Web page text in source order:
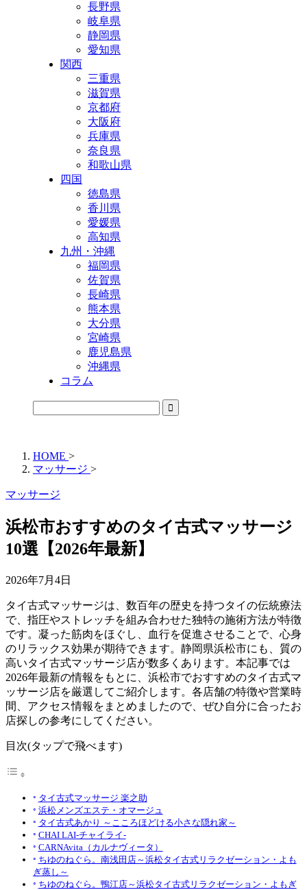
長野県
岐阜県
静岡県
愛知県
関西
三重県
滋賀県
京都府
大阪府
兵庫県
奈良県
和歌山県
四国
徳島県
香川県
愛媛県
高知県
九州・沖縄
福岡県
佐賀県
長崎県
熊本県
大分県
宮崎県
鹿児島県
沖縄県
コラム
HOME >
マッサージ >
マッサージ
浜松市おすすめのタイ古式マッサージ
10選【2026年最新】
2026年7月4日
タイ古式マッサージは、数百年の歴史を持つタイの伝統療法
で、指圧やストレッチを組み合わせた独特の施術方法が特徴
です。凝った筋肉をほぐし、血行を促進させることで、心身
のリラックス効果が期待できます。静岡県浜松市にも、質の
高いタイ古式マッサージ店が数多くあります。本記事では
2026年最新の情報をもとに、浜松市でおすすめのタイ古式マ
ッサージ店を厳選してご紹介します。各店舗の特徴や営業時
間、アクセス情報をまとめましたので、ぜひ自分に合ったお
店探しの参考にしてください。
目次(タップで飛べます)
タイ古式マッサージ 楽之助
浜松メンズエステ・オマージュ
タイ古式あかり ～こころほどける小さな隠れ家～
CHAI LAI-チャイライ-
CARNAvita（カルナヴィータ）
ちゆのねぐら。南浅田店～浜松タイ古式リラクゼーション・よも
ぎ蒸し～
ちゆのねぐら。鴨江店～浜松タイ古式リラクゼーション・よもぎ